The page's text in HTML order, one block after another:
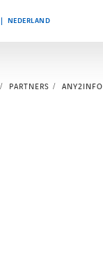
NEDERLAND
PARTNERS ANY2INFO